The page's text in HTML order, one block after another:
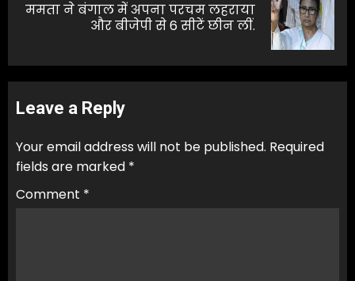
Next
ममता ने बंगाल में अपना परचम लहराया
और बीजेपी से 6 सीटें छीन लीं.
Leave a Reply
Your email address will not be published. Required
fields are marked *
Comment *